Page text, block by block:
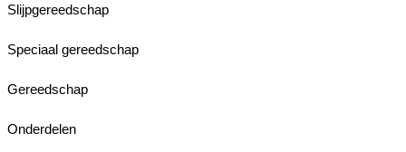
Slijpgereedschap
Speciaal gereedschap
Gereedschap
Onderdelen